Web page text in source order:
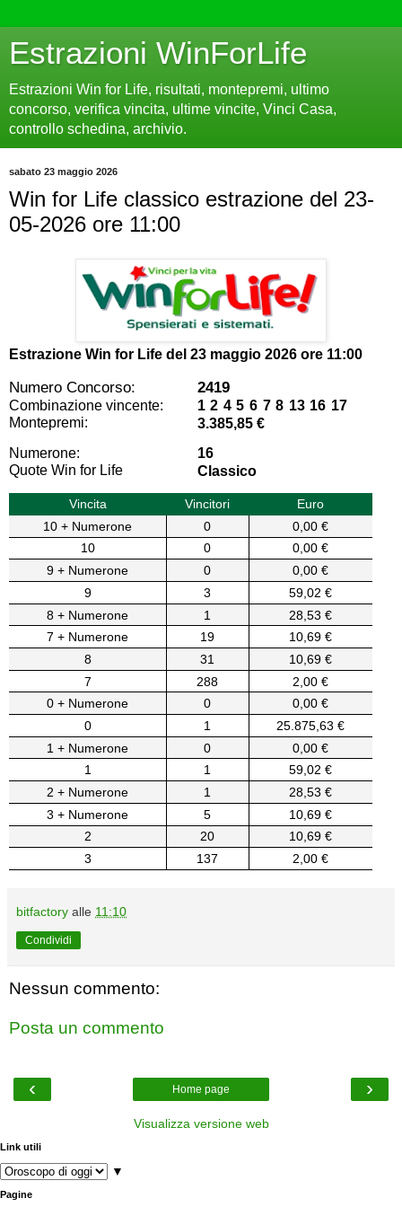
Estrazioni WinForLife
Estrazioni Win for Life, risultati, montepremi, ultimo
concorso, verifica vincita, ultime vincite, Vinci Casa,
controllo schedina, archivio.
sabato 23 maggio 2026
Win for Life classico estrazione del 23-
05-2026 ore 11:00
Estrazione Win for Life del 23 maggio 2026 ore 11:00
Numero Concorso: 2419
Combinazione vincente:
1 2 4 5 6 7 8 13 16 17
Montepremi:
3.385,85 €
Numerone:
16
Quote Win for Life
Classico
Vincita Vincitori
Euro
10 + Numerone
0
0,00 €
10
0
0,00 €
9 + Numerone
0
0,00 €
9
3
59,02 €
8 + Numerone
1
28,53 €
7 + Numerone
19
10,69 €
8
31
10,69 €
7
288
2,00 €
0 + Numerone
0
0,00 €
0
1
25.875,63 €
1 + Numerone
0
0,00 €
1
1
59,02 €
2 + Numerone
1
28,53 €
3 + Numerone
5
10,69 €
2
20
10,69 €
3
137 2,00 €
bitfactory alle 11:10
Condividi
Nessun commento:
Posta un commento
‹ ›
Home page
Visualizza versione web
Link utili
▼
Pagine